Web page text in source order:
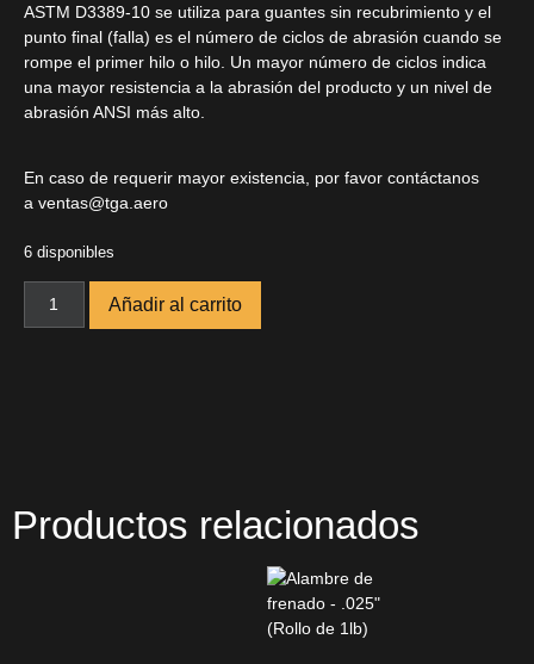
ASTM D3389-10 se utiliza para guantes sin recubrimiento y el
punto final (falla) es el número de ciclos de abrasión cuando se
rompe el primer hilo o hilo. Un mayor número de ciclos indica
una mayor resistencia a la abrasión del producto y un nivel de
abrasión ANSI más alto.
En caso de requerir mayor existencia, por favor contáctanos
a ventas@tga.aero
6 disponibles
Añadir al carrito
Productos relacionados